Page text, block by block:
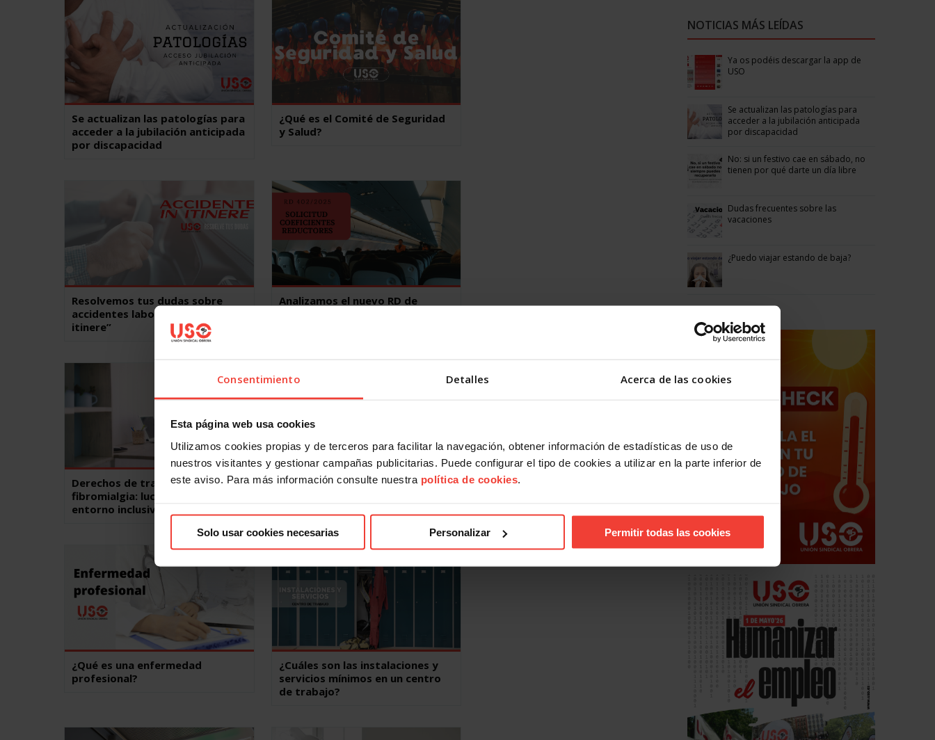
Consentimiento Detalles Acerca de las cookies
Esta página web usa cookies
Utilizamos cookies propias y de terceros para facilitar la navegación, obtener información de estadísticas de uso de
nuestros visitantes y gestionar campañas publicitarias. Puede configurar el tipo de cookies a utilizar en la parte inferior de
este aviso. Para más información consulte nuestra política de cookies.
Solo usar cookies necesarias Personalizar Permitir todas las cookies
Se actualizan las patologías para
acceder a la jubilación anticipada
por discapacidad
¿Qué es el Comité de Seguridad
y Salud?
Resolvemos tus dudas sobre
accidentes laborales e “in
itinere”
Analizamos el nuevo RD de
Derechos de trabajadores con
fibromialgia: lucha por un
entorno inclusivo
Incapacidad permanente: estos
¿Qué es una enfermedad
profesional?
¿Cuáles son las instalaciones y
servicios mínimos en un centro
de trabajo?
NOTICIAS MÁS LEÍDAS
Ya os podéis descargar la app de
USO
Se actualizan las patologías para
acceder a la jubilación anticipada
por discapacidad
No: si un festivo cae en sábado, no
tienen por qué darte un día libre
Dudas frecuentes sobre las
vacaciones
¿Puedo viajar estando de baja?